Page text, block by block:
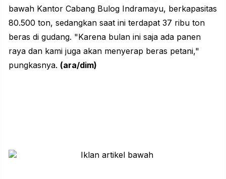
bawah Kantor Cabang Bulog Indramayu, berkapasitas
80.500 ton, sedangkan saat ini terdapat 37 ribu ton
beras di gudang. "Karena bulan ini saja ada panen
raya dan kami juga akan menyerap beras petani,"
pungkasnya. (ara/dim)